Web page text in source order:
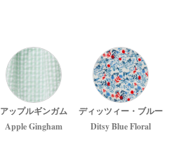
アップルギンガム
Apple Gingham
ディッツィー・ブルー
Ditsy Blue Floral